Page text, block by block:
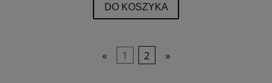
DO KOSZYKA
« 1 2 »